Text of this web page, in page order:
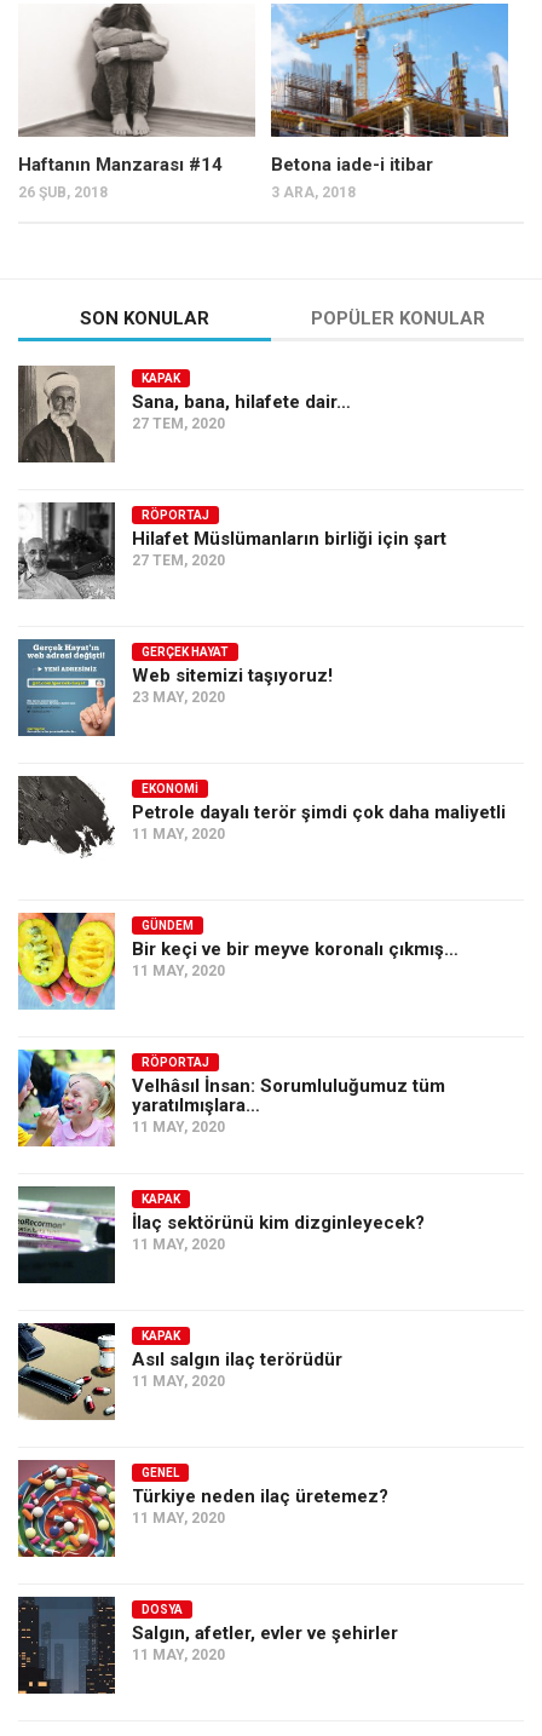
Mehmet Ali Tekin
Abir E. Nahas
Amina S. Jenenkovic
Bağdagül Öz
Esra Elönü
Tüm Sayılar
Kategoriler
Kültür Sanat
Kitap
7 soruda bu hafta
Ekonomi
Manzara
Sağlık
Gıda-Beslenme
Hayat
Türkiye
Siyaset
Avrupa
Asya
İslam Dünyası
Amerika
Avustralya
Düşünce
Dosyalar
Haftanın Manzarası #14
26 ŞUB, 2018
Betona iade-i itibar
3 ARA, 2018
SON KONULAR POPÜLER KONULAR
KAPAK
Sana, bana, hilafete dair…
27 TEM, 2020
RÖPORTAJ
Hilafet Müslümanların birliği için şart
27 TEM, 2020
GERÇEK HAYAT
Web sitemizi taşıyoruz!
23 MAY, 2020
EKONOMI
Petrole dayalı terör şimdi çok daha maliyetli
11 MAY, 2020
GÜNDEM
Bir keçi ve bir meyve koronalı çıkmış…
11 MAY, 2020
RÖPORTAJ
Velhâsıl İnsan: Sorumluluğumuz tüm
yaratılmışlara…
11 MAY, 2020
KAPAK
İlaç sektörünü kim dizginleyecek?
11 MAY, 2020
KAPAK
Asıl salgın ilaç terörüdür
11 MAY, 2020
GENEL
Türkiye neden ilaç üretemez?
11 MAY, 2020
DOSYA
Salgın, afetler, evler ve şehirler
11 MAY, 2020